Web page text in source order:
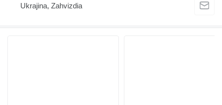
Ukrajina, Zahvizdia